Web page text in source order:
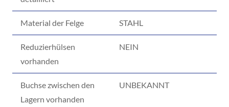
Material der Felge STAHL
Reduzierhülsen
vorhanden
NEIN
Buchse zwischen den
Lagern vorhanden
UNBEKANNT